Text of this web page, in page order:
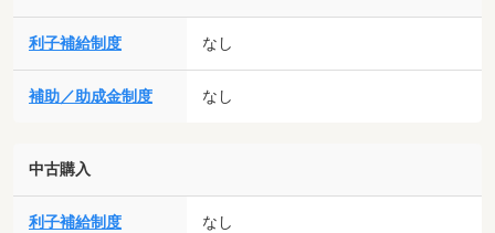
利子補給制度 なし
補助／助成金制度 なし
中古購入
利子補給制度 なし